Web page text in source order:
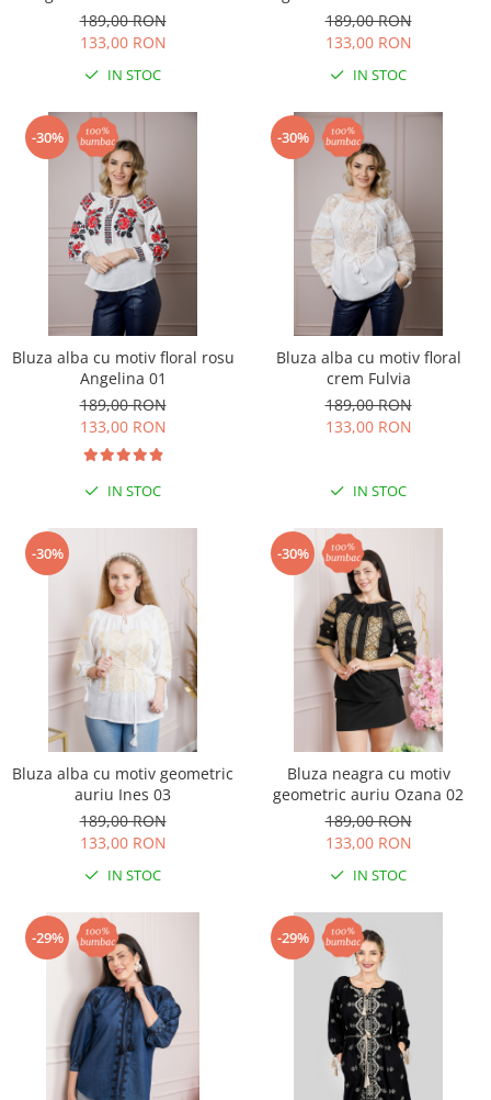
189,00 RON
133,00 RON
IN STOC
189,00 RON
133,00 RON
IN STOC
-30%
Bluza alba cu motiv floral rosu
Angelina 01
189,00 RON
133,00 RON
IN STOC
-30%
Bluza alba cu motiv floral
crem Fulvia
189,00 RON
133,00 RON
IN STOC
-30%
Bluza alba cu motiv geometric
auriu Ines 03
189,00 RON
133,00 RON
IN STOC
-30%
Bluza neagra cu motiv
geometric auriu Ozana 02
189,00 RON
133,00 RON
IN STOC
-29% -29%